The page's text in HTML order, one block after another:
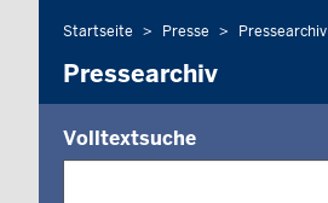
Sie
befinden
hier
Startseite Presse Pressearchiv
Pressearchiv
Volltextsuche